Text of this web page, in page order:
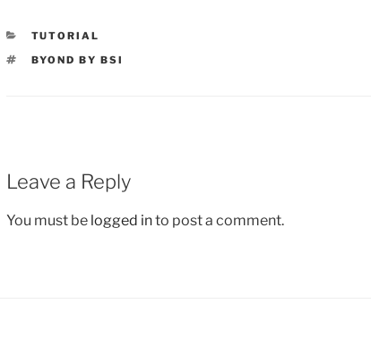
CATEGORIES
TUTORIAL
TAGS
BYOND BY BSI
Leave a Reply
You must be logged into post a comment.